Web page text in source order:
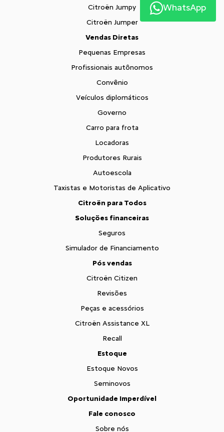
Citroën Jumpy
Citroën Jumper
Vendas Diretas
Pequenas Empresas
Profissionais autônomos
Convênio
Veículos diplomáticos
Governo
Carro para frota
Locadoras
Produtores Rurais
Autoescola
Taxistas e Motoristas de Aplicativo
Citroën para Todos
Soluções financeiras
Seguros
Simulador de Financiamento
Pós vendas
Citroën Citizen
Revisões
Peças e acessórios
Citroën Assistance XL
Recall
Estoque
Estoque Novos
Seminovos
Oportunidade Imperdível
Fale conosco
Sobre nós
WhatsApp